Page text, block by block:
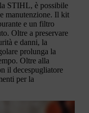
STIHL, è possibile
manutenzione. Il kit
e un filtro
Oltre a preservare
e danni, la
prolunga la
Oltre alla
il decespugliatore
per la